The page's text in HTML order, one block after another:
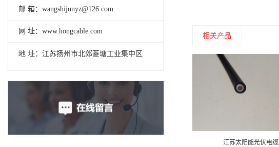
邮 箱：wangshijunyz@126.com
网 址：www.hongcable.com
地 址：江苏扬州市北郊菱塘工业集中区
相关产品
江苏太阳能光伏电缆